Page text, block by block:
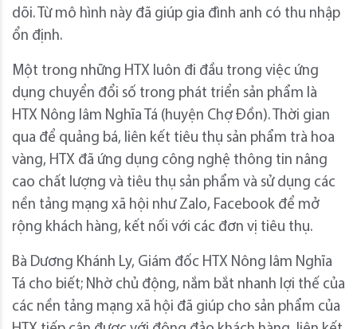
dõi. Từ mô hình này đã giúp gia đình anh có thu nhập
ổn định.
Một trong những HTX luôn đi đầu trong việc ứng
dụng chuyển đổi số trong phát triển sản phẩm là
HTX Nông lâm Nghĩa Tá (huyện Chợ Đồn). Thời gian
qua để quảng bá, liên kết tiêu thụ sản phẩm trà hoa
vàng, HTX đã ứng dụng công nghệ thông tin nâng
cao chất lượng và tiêu thụ sản phẩm và sử dụng các
nền tảng mạng xã hội như Zalo, Facebook để mở
rộng khách hàng, kết nối với các đơn vị tiêu thụ.
Bà Dương Khánh Ly, Giám đốc HTX Nông lâm Nghĩa
Tá cho biết; Nhờ chủ động, nắm bắt nhanh lợi thế của
các nền tảng mạng xã hội đã giúp cho sản phẩm của